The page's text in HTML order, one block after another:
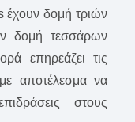
έχουν δομή τριών
δομή τεσσάρων
επηρεάζει τις
με αποτέλεσμα να
στους